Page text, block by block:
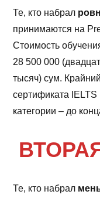
Те, кто набрал
принимаются на
Стоимость
28 500 000
тысяч) сум.
сертификата
категории – до
Те, кто набрал